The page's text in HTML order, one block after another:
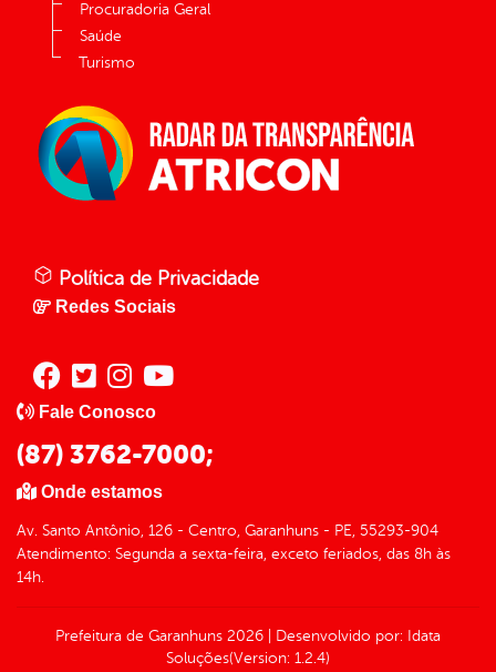
Procuradoria Geral
Saúde
Turismo
Política de Privacidade
Redes Sociais
Fale Conosco
(87) 3762-7000;
Onde estamos
Av. Santo Antônio, 126 - Centro, Garanhuns - PE, 55293-904
Atendimento: Segunda a sexta-feira, exceto feriados, das 8h às
14h.
Prefeitura de Garanhuns 2026 Desenvolvido por: Idata
Soluções(Version: 1.2.4)